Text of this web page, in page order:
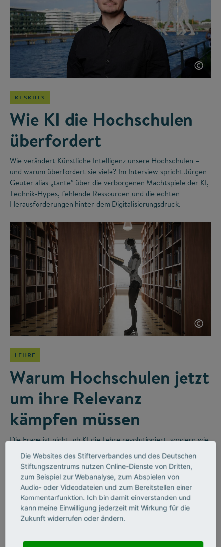
©
KI SKILLS
Wie KI die Hochschulen
überfordert
Wie verändert Künstliche Intelligenz unsere Hochschulen –
und warum überfordert sie viele? Im Interview spricht Jürgen
Geuter alias „tante“ über die verborgenen Machtspiele der KI,
Technik-Hypes, fehlende Ressourcen und die echten
Herausforderungen hinter dem Digitalisierungsdruck.
©
LEHRE
Warum Hochschulen jetzt
um ihre Relevanz
kämpfen müssen
Die Frage ist nicht, ob KI die Lehre revolutioniert, sondern wie
Religionswissenschaftler Bernhard Lange vom disruptiven
Wandel in Hochschulen und wie Unternehmen diesen
befeuern werden.
Die Websites des Stifterverbandes und des Deutschen
Stiftungszentrums nutzen Online-Dienste von Dritten,
zum Beispiel zur Webanalyse, zum Abspielen von
Audio- oder Videodateien und zum Bereitstellen einer
Kommentarfunktion. Ich bin damit einverstanden und
kann meine Einwilligung jederzeit mit Wirkung für die
Zukunft widerrufen oder ändern.